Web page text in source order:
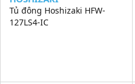
Tủ đông Hoshizaki HFW-
127LS4-IC